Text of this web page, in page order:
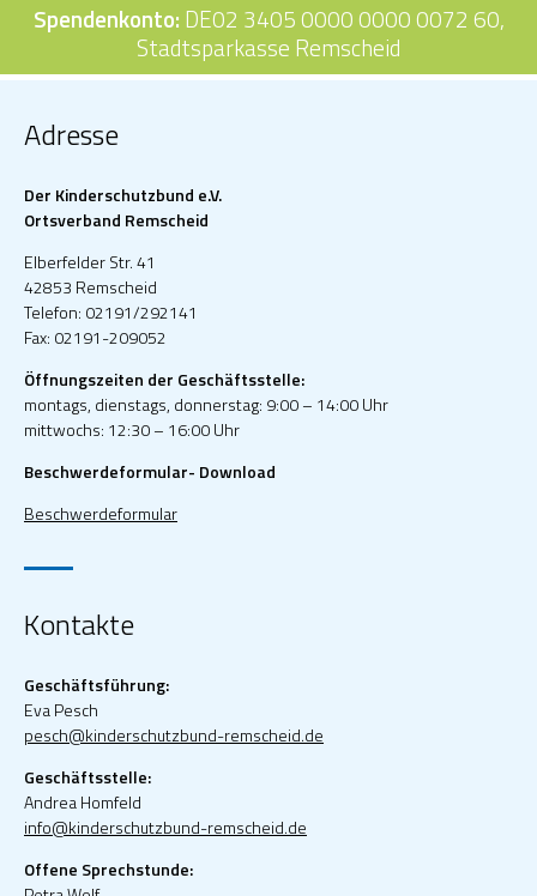
Spendenkonto: DE02 3405 0000 0000 0072 60,
Stadtsparkasse Remscheid
Adresse
Der Kinderschutzbund e.V.
Ortsverband Remscheid
Elberfelder Str. 41
42853 Remscheid
Telefon: 02191/292141
Fax: 02191-209052
Öffnungszeiten der Geschäftsstelle:
montags, dienstags, donnerstag: 9:00 – 14:00 Uhr
mittwochs: 12:30 – 16:00 Uhr
Beschwerdeformular- Download
Beschwerdeformular
Kontakte
Geschäftsführung:
Eva Pesch
pesch@kinderschutzbund-remscheid.de
Geschäftsstelle:
Andrea Homfeld
info@kinderschutzbund-remscheid.de
Offene Sprechstunde: